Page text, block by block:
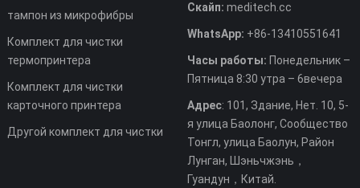
тампон из микрофибры
Комплект для чистки
термопринтера
Комплект для чистки
карточного принтера
Другой комплект для чистки
Скайп: meditech.cc
WhatsApp: +86-13410551641
Часы работы: Понедельник –
Пятница 8:30 утра – 6вечера
Адрес: 101, Здание, Нет. 10, 5-
я улица Баолонг, Сообщество
Тонгл, улица Баолун, Район
Лунган, Шэньчжэнь，
Гуандун，Китай.